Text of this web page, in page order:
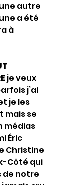
autre
a été
à
je veux
j’ai
je les
mais se
médias
Éric
Christine
Côté qui
de notre